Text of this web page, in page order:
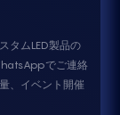
タムLED製品の
でご連絡
、イベント開催